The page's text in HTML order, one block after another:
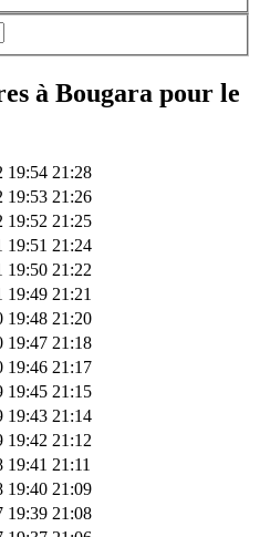
à Bougara pour le
19:54 21:28
19:53 21:26
19:52 21:25
19:51 21:24
19:50 21:22
19:49 21:21
19:48 21:20
19:47 21:18
19:46 21:17
19:45 21:15
19:43 21:14
19:42 21:12
19:41 21:11
19:40 21:09
19:39 21:08